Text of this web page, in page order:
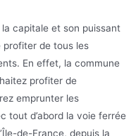
capitale et son puissant
de tous les
En effet, la commune
profiter de
emprunter les
tout d’abord la voie ferrée
de-France, depuis la